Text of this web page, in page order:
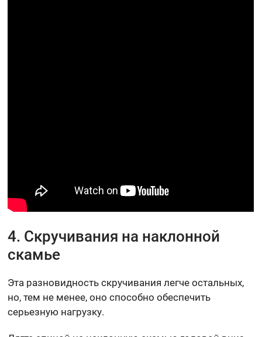
4. Скручивания на наклонной
скамье
Эта разновидность скручивания легче остальных,
но, тем не менее, оно способно обеспечить
серьезную нагрузку.